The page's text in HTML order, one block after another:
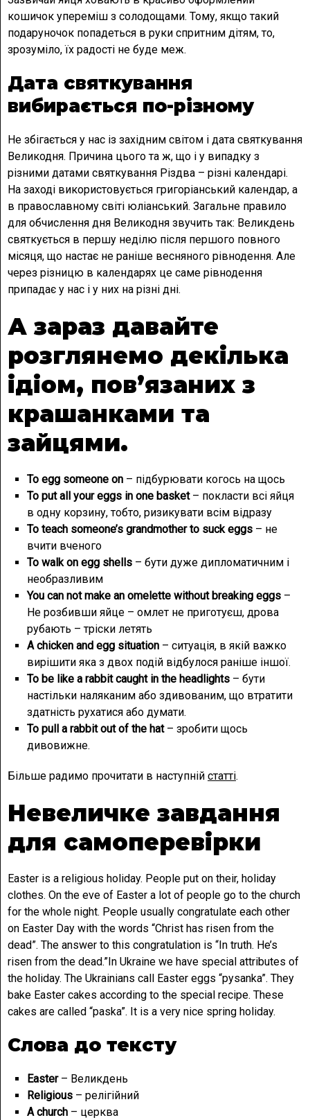
кошичок упереміш з солодощами. Тому, якщо такий
подаруночок попадеться в руки спритним дітям, то,
зрозуміло, їх радості не буде меж.
Дата святкування
вибирається по-різному
Не збігається у нас із західним світом і дата святкування
Великодня. Причина цього та ж, що і у випадку з
різними датами святкування Різдва – різні календарі.
На заході використовується григоріанський календар, а
в православному світі юліанський. Загальне правило
для обчислення дня Великодня звучить так: Великдень
святкується в першу неділю після першого повного
місяця, що настає не раніше весняного рівнодення. Але
через різницю в календарях це саме рівнодення
припадає у нас і у них на різні дні.
А зараз давайте
розглянемо декілька
ідіом, пов’язаних з
крашанками та
зайцями.
To egg someone on – підбурювати когось на щось
To put all your eggs in one basket– покласти всі яйця
в одну корзину, тобто, ризикувати всім відразу
To teach someone’s grandmother to suck eggs – не
вчити вченого
To walk on egg shells – бути дуже дипломатичним і
необразливим
You can not make an omelette without breaking eggs –
Не розбивши яйце – омлет не приготуєш, дрова
рубають – тріски летять
A chicken and egg situation – ситуація, в якій важко
вирішити яка з двох подій відбулося раніше іншої.
To be like a rabbit caught in the headlights – бути
настільки наляканим або здивованим, що втратити
здатність рухатися або думати.
To pull a rabbit out of the hat– зробити щось
дивовижне.
Більше радимо прочитати в наступній статті.
Невеличке завдання
для самоперевірки
Easter is a religious holiday. People put on their, holiday
clothes. On the eve of Easter a lot of people go to the church
for the whole night. People usually congratulate each other
on Easter Day with the words “Christ has risen from the
dead”. The answer to this congratulation is “In truth. He’s
risen from the dead.”In Ukraine we have special attributes of
the holiday. The Ukrainians call Easter eggs “pysanka”. They
bake Easter cakes according to the special recipe. These
cakes are called “paska”. It is a very nice spring holiday.
Слова до тексту
Easter – Великдень
Religious – релігійний
A church – церква